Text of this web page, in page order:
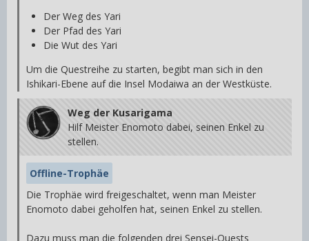
Der Weg des Yari
Der Pfad des Yari
Die Wut des Yari
Um die Questreihe zu starten, begibt man sich in den
Ishikari-Ebene auf die Insel Modaiwa an der Westküste.
Weg der Kusarigama
Hilf Meister Enomoto dabei, seinen Enkel zu
stellen.
Offline-Trophäe
Die Trophäe wird freigeschaltet, wenn man Meister
Enomoto dabei geholfen hat, seinen Enkel zu stellen.
Dazu muss man die folgenden drei Sensei-Quests